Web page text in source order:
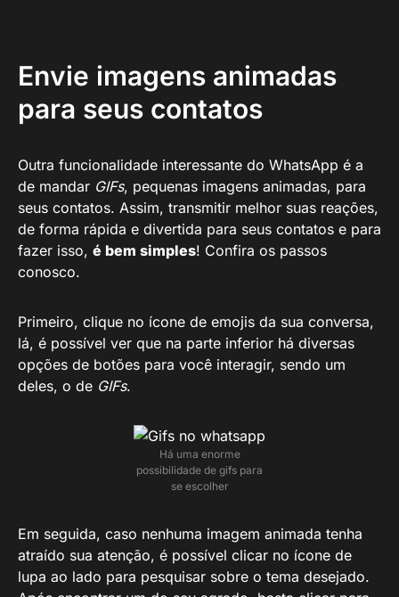
Envie imagens animadas
para seus contatos
Outra funcionalidade interessante do WhatsApp é a
de mandar GIFs, pequenas imagens animadas, para
seus contatos. Assim, transmitir melhor suas reações,
de forma rápida e divertida para seus contatos e para
fazer isso, é bem simples! Confira os passos
conosco.
Primeiro, clique no ícone de emojis da sua conversa,
lá, é possível ver que na parte inferior há diversas
opções de botões para você interagir, sendo um
deles, o de GIFs.
Há uma enorme
possibilidade de gifs para
se escolher
Em seguida, caso nenhuma imagem animada tenha
atraído sua atenção, é possível clicar no ícone de
lupa ao lado para pesquisar sobre o tema desejado.